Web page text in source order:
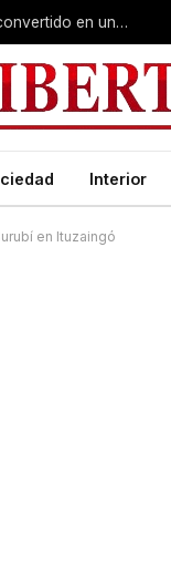
Barrio Hipódromo: recuperaron un espacio que se había convertido en un basural
Interior
en Ituzaingó